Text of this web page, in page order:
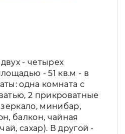
- четырех
- 51 кв.м - в
одна комната с
2 прикроватные
минибар,
балкон, чайная
сахар). В другой -